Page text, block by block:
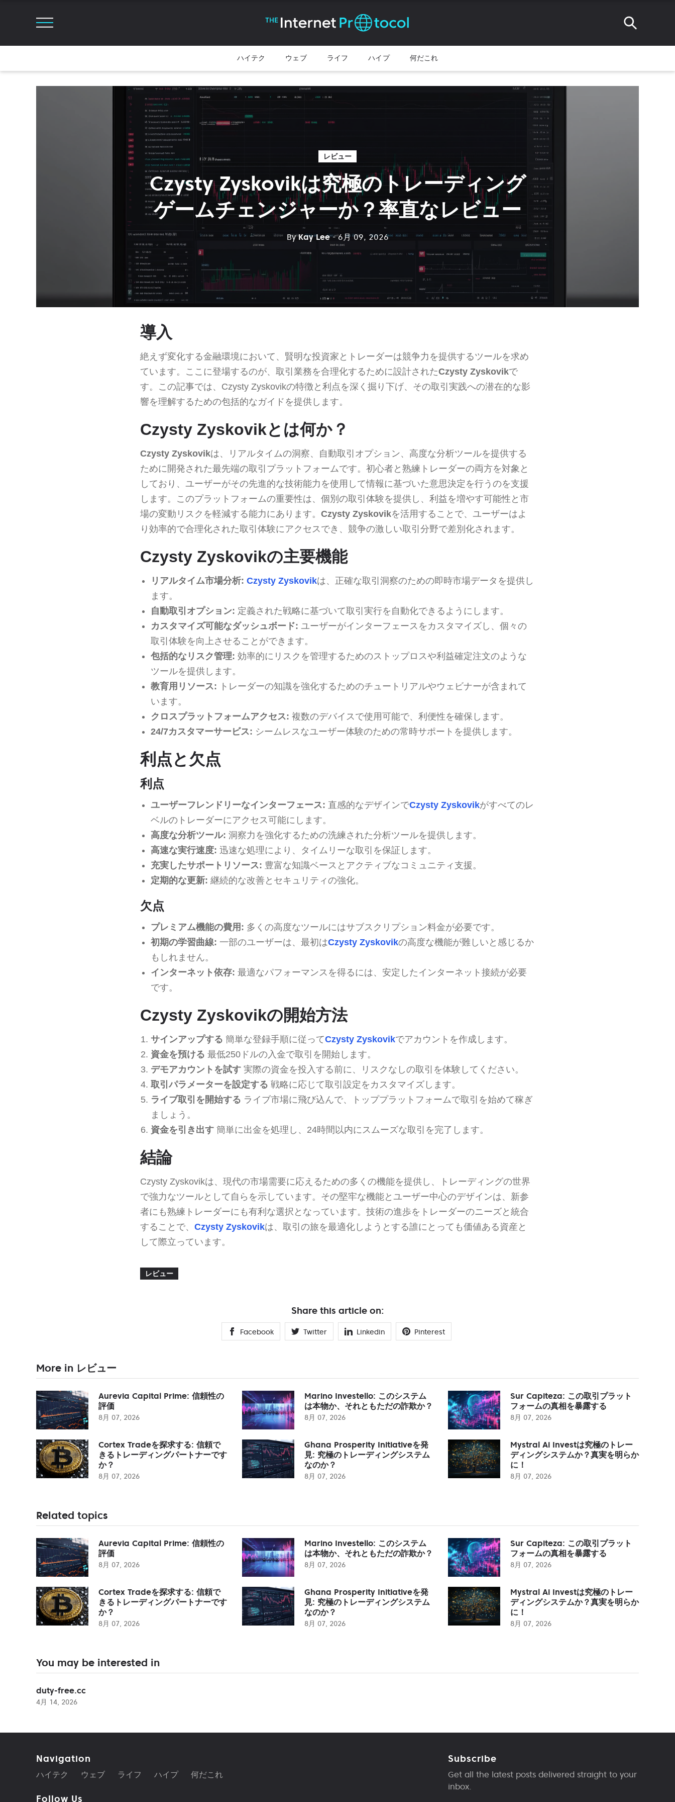
ハイテク ウェブ ライフ ハイプ 何だこれ
レビュー
Czysty Zyskovikは究極のトレーディング
ゲームチェンジャーか？率直なレビュー
ByKay Lee - 6月 09, 2026
導入
絶えず変化する金融環境において、賢明な投資家とトレーダーは競争力を提供するツールを求め
ています。ここに登場するのが、取引業務を合理化するために設計されたCzysty Zyskovikで
す。この記事では、Czysty Zyskovikの特徴と利点を深く掘り下げ、その取引実践への潜在的な影
響を理解するための包括的なガイドを提供します。
Czysty Zyskovikとは何か？
Czysty Zyskovikは、リアルタイムの洞察、自動取引オプション、高度な分析ツールを提供する
ために開発された最先端の取引プラットフォームです。初心者と熟練トレーダーの両方を対象と
しており、ユーザーがその先進的な技術能力を使用して情報に基づいた意思決定を行うのを支援
します。このプラットフォームの重要性は、個別の取引体験を提供し、利益を増やす可能性と市
場の変動リスクを軽減する能力にあります。 Czysty Zyskovikを活用することで、ユーザーはよ
り効率的で合理化された取引体験にアクセスでき、競争の激しい取引分野で差別化されます。
Czysty Zyskovikの主要機能
リアルタイム市場分析: Czysty Zyskovikは、正確な取引洞察のための即時市場データを提供し
ます。
自動取引オプション: 定義された戦略に基づいて取引実行を自動化できるようにします。
カスタマイズ可能なダッシュボード: ユーザーがインターフェースをカスタマイズし、個々の
取引体験を向上させることができます。
包括的なリスク管理: 効率的にリスクを管理するためのストップロスや利益確定注文のような
ツールを提供します。
教育用リソース: トレーダーの知識を強化するためのチュートリアルやウェビナーが含まれて
います。
クロスプラットフォームアクセス: 複数のデバイスで使用可能で、利便性を確保します。
24/7カスタマーサービス: シームレスなユーザー体験のための常時サポートを提供します。
利点と欠点
利点
ユーザーフレンドリーなインターフェース: 直感的なデザインでCzysty Zyskovikがすべてのレ
ベルのトレーダーにアクセス可能にします。
高度な分析ツール: 洞察力を強化するための洗練された分析ツールを提供します。
高速な実行速度: 迅速な処理により、タイムリーな取引を保証します。
充実したサポートリソース: 豊富な知識ベースとアクティブなコミュニティ支援。
定期的な更新: 継続的な改善とセキュリティの強化。
欠点
プレミアム機能の費用: 多くの高度なツールにはサブスクリプション料金が必要です。
初期の学習曲線: 一部のユーザーは、最初はCzysty Zyskovikの高度な機能が難しいと感じるか
もしれません。
インターネット依存: 最適なパフォーマンスを得るには、安定したインターネット接続が必要
です。
Czysty Zyskovikの開始方法
サインアップする 簡単な登録手順に従ってCzysty Zyskovikでアカウントを作成します。
資金を預ける 最低250ドルの入金で取引を開始します。
デモアカウントを試す実際の資金を投入する前に、リスクなしの取引を体験してください。
取引パラメーターを設定する 戦略に応じて取引設定をカスタマイズします。
ライブ取引を開始する ライブ市場に飛び込んで、トッププラットフォームで取引を始めて稼ぎ
ましょう。
資金を引き出す簡単に出金を処理し、24時間以内にスムーズな取引を完了します。
結論
Czysty Zyskovikは、現代の市場需要に応えるための多くの機能を提供し、トレーディングの世界
で強力なツールとして自らを示しています。その堅牢な機能とユーザー中心のデザインは、新参
者にも熟練トレーダーにも有利な選択となっています。技術の進歩をトレーダーのニーズと統合
することで、 Czysty Zyskovikは、取引の旅を最適化しようとする誰にとっても価値ある資産と
して際立っています。
レビュー
Share this article on:
Facebook Twitter Linkedin Pinterest
More in レビュー
Aurevia Capital Prime: 信頼性の
評価
8月 07, 2026
Marino Investello: このシステム
は本物か、それともただの詐欺か？
8月 07, 2026
Sur Capiteza: この取引プラット
フォームの真相を暴露する
8月 07, 2026
Cortex Tradeを探求する: 信頼で
きるトレーディングパートナーです
か？
8月 07, 2026
Ghana Prosperity Initiativeを発
見: 究極のトレーディングシステム
なのか？
8月 07, 2026
Mystral Ai Investは究極のトレー
ディングシステムか？真実を明らか
に！
8月 07, 2026
Related topics
Aurevia Capital Prime: 信頼性の
評価
8月 07, 2026
Marino Investello: このシステム
は本物か、それともただの詐欺か？
8月 07, 2026
Sur Capiteza: この取引プラット
フォームの真相を暴露する
8月 07, 2026
Cortex Tradeを探求する: 信頼で
きるトレーディングパートナーです
か？
8月 07, 2026
Ghana Prosperity Initiativeを発
見: 究極のトレーディングシステム
なのか？
8月 07, 2026
Mystral Ai Investは究極のトレー
ディングシステムか？真実を明らか
に！
8月 07, 2026
You may be interested in
duty-free.cc
4月 14, 2026
Navigation
ハイテク ウェブ ライフ ハイプ 何だこれ
Follow Us
Subscribe
Get all the latest posts delivered straight to your
inbox.